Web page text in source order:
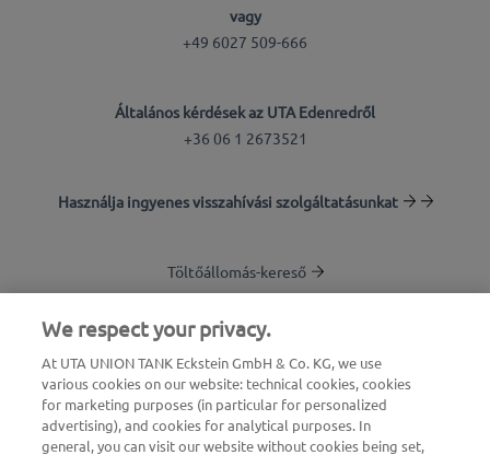
vagy
+49 6027 509-666
Általános kérdések az UTA Edenredről
+36 06 1 2673521
Használja ingyenes visszahívási szolgáltatásunkat
Töltőállomás-kereső
Bejelentkezés az ügyfélfelületre
Az UTA Edenredről
We respect your privacy.
At UTA UNION TANK Eckstein GmbH & Co. KG, we use
various cookies on our website: technical cookies, cookies
for marketing purposes (in particular for personalized
advertising), and cookies for analytical purposes. In
general, you can visit our website without cookies being set,